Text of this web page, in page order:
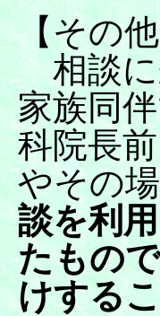
【その
相談に
家族同
科院長
やその
談を利
たもの
けする